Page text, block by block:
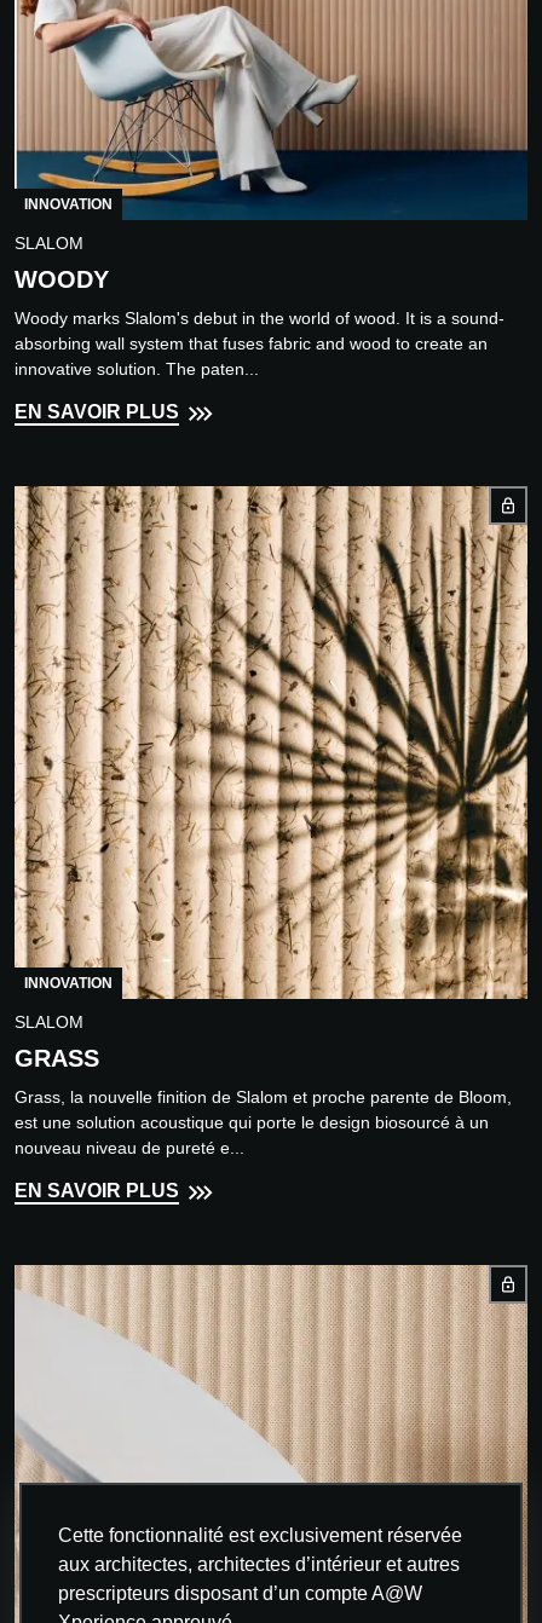
Cette fonctionnalité est exclusivement réservée
aux architectes, architectes d’intérieur et autres
prescripteurs disposant d’un compte A@W
INNOVATION
SLALOM
WOODY
Woody marks Slalom's debut in the world of wood. It is a sound-
absorbing wall system that fuses fabric and wood to create an
innovative solution. The paten...
EN SAVOIR PLUS
INNOVATION
SLALOM
GRASS
Grass, la nouvelle finition de Slalom et proche parente de Bloom,
est une solution acoustique qui porte le design biosourcé à un
nouveau niveau de pureté e...
EN SAVOIR PLUS